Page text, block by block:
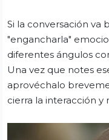
Si la conversación va
"engancharla"
diferentes ángulos
Una vez que notes
aprovéchalo
cierra la interacción y